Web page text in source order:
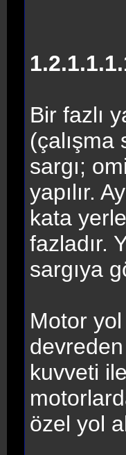
Bir fazlı
(çalışma
sargı;
yapılır.
kata
fazladır.
sargıya
Motor yol
kuvveti
özel yol